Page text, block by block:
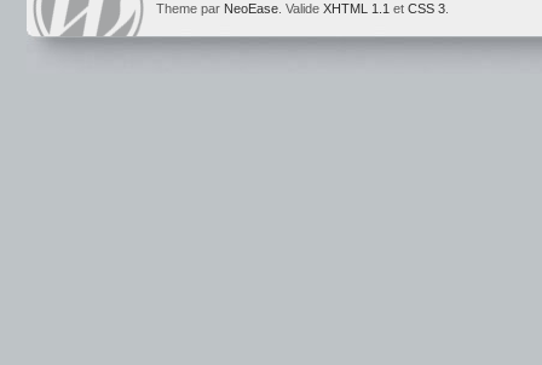
Theme par NeoEase . Valide XHTML 1.1 et CSS 3